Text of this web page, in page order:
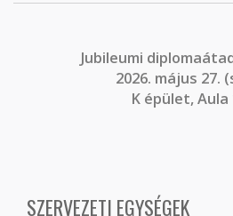
Jubileumi
2026. május 27.
K épület, Aula
SZERVEZETI EGYSÉGEK